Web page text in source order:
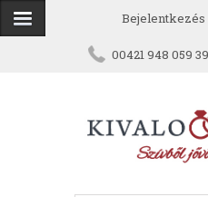
Bejelentkezés
00421 948 059